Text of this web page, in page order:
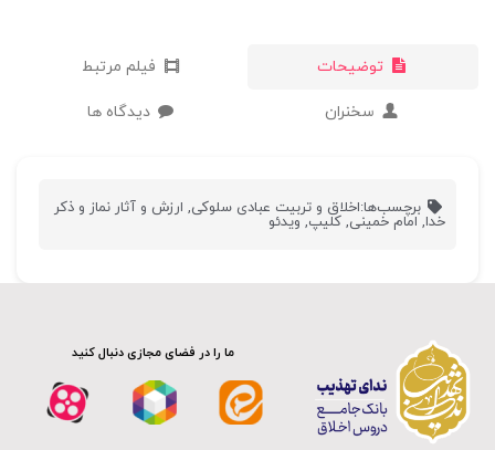
توضیحات فیلم مرتبط
سخنران دیدگاه ها
برچسب‌ها:اخلاق و تربیت عبادی سلوکی, ارزش و آثار نماز و ذکر
خدا, امام خمینی, کلیپ, ویدئو
ما را در فضای مجازی دنبال کنید